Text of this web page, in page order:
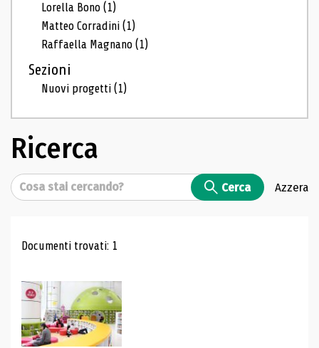
Lorella Bono(1)
Matteo Corradini(1)
Raffaella Magnano(1)
Sezioni
Nuovi progetti(1)
Ricerca
Cerca Cerca Azzera
Risultati di ricerca
Documenti trovati: 1